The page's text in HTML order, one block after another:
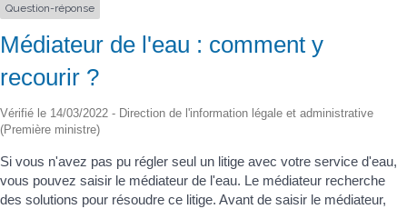
Question-réponse
Médiateur de l'eau : comment y
recourir ?
Vérifié le 14/03/2022 - Direction de l'information légale et administrative
(Première ministre)
Si vous n'avez pas pu régler seul un litige avec votre service d'eau,
vous pouvez saisir le médiateur de l'eau. Le médiateur recherche
des solutions pour résoudre ce litige. Avant de saisir le médiateur,